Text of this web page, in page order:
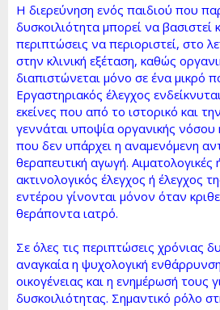
Η διερεύνηση ενός παιδιού που
δυσκοιλιότητα μπορεί να βασιστεί
περιπτώσεις να περιοριστεί, στο
στην κλινική εξέταση, καθώς
διαπιστώνεται μόνο σε ένα μικρό
Εργαστηριακός έλεγχος
εκείνες που από το ιστορικό και
γεννάται υποψία οργανικής νόσου
που δεν υπάρχει η αναμενόμενη
θεραπευτική αγωγή. Αιματολογικές
ακτινολογικός έλεγχος ή έλεγχος
εντέρου γίνονται μόνον όταν
θεράποντα ιατρό.
Σε όλες τις περιπτώσεις χρόνιας
αναγκαία η ψυχολογική
οικογένειας και η ενημέρωσή τους
δυσκοιλιότητας. Σημαντικό ρόλο